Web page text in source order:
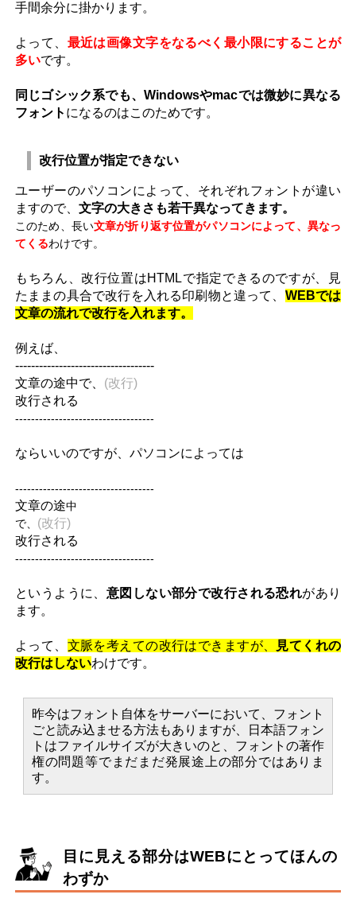
手間余分に掛かります。
よって、 最近は画像文字をなるべく最小限にすることが
多いです。
同じゴシック系でも、Windowsやmacでは微妙に異なる
フォント になるのはこのためです。
改行位置が指定できない
ユーザーのパソコンによって、それぞれフォントが違い
ますので、 文字の大きさも若干異なってきます。
このため、長い文章が折り返す位置がパソコンによって、異なっ
てくるわけです。
もちろん、改行位置はHTMLで指定できるのですが、見
たままの具合で改行を入れる印刷物と違って、 WEBでは
文章の流れで改行を入れます。
例えば、
-----------------------------------
文章の途中で、 (改行)
改行される
-----------------------------------
ならいいのですが、パソコンによっては
-----------------------------------
文章の途中
で、 (改行)
改行される
-----------------------------------
というように、 意図しない部分で改行される恐れがあり
ます。
よって、 文脈を考えての改行はできますが、
見てくれの
改行はしないわけです。
昨今はフォント自体をサーバーにおいて、フォント
ごと読み込ませる方法もありますが、日本語フォン
トはファイルサイズが大きいのと、フォントの著作
権の問題等でまだまだ発展途上の部分ではありま
す。
目に見える部分はWEBにとってほんの
わずか